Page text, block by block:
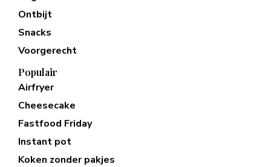
Ontbijt
Snacks
Voorgerecht
Populair
Airfryer
Cheesecake
Fastfood Friday
Instant pot
Koken zonder pakjes